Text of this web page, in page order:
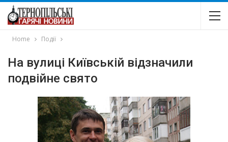
Home Події
На вулиці Київській відзначили
подвійне свято